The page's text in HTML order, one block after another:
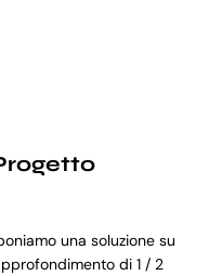
una soluzione su
di 1 / 2